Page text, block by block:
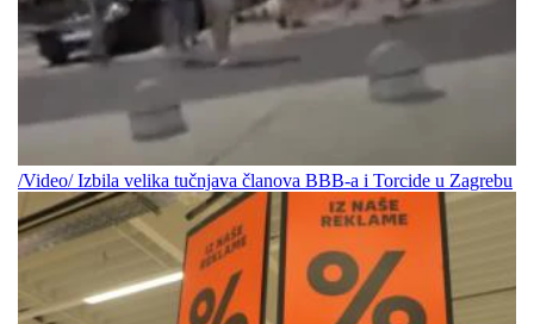
/Video/ Izbila velika tučnjava članova BBB-a i Torcide u Zagrebu